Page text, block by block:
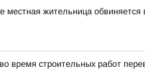
местная жительница
время строительных работ